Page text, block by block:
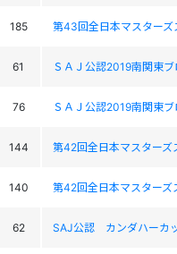
185 第43回全日本マスター
61 ＳＡＪ公認2019南関東
76 ＳＡＪ公認2019南関東
144 第42回全日本マスターズ
140 第42回全日本マスターズ
62 SAJ公認 カンダハーカ